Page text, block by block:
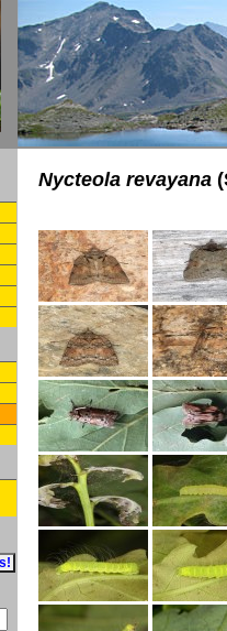
Nycteola revayana